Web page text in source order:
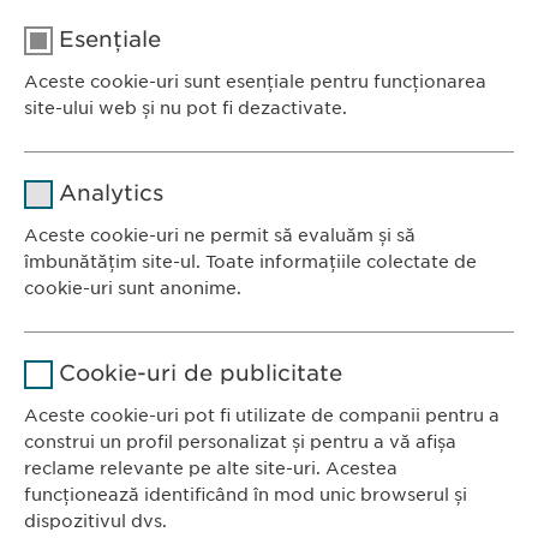
Ewopharma România SRL
Bulevardul Primăverii 19-21
România
CONTACT
Tel.: +40 21 260 13 44
Fax: +40 21 202 93 27
Esențiale
Aceste cookie-uri sunt esențiale pentru funcționarea
site-ului web și nu pot fi dezactivate.
Stochează setările consimțite de
Analytics
Aceste cookie-uri ne permit să evaluăm și să
îmbunătățim site-ul. Toate informațiile colectate de
cookie-uri sunt anonime.
1 zi
Scop
Cookie-uri de publicitate
Aceste cookie-uri pot fi utilizate de companii pentru a
construi un profil personalizat și pentru a vă afișa
reclame relevante pe alte site-uri. Acestea
funcționează identificând în mod unic browserul și
dispozitivul dvs.